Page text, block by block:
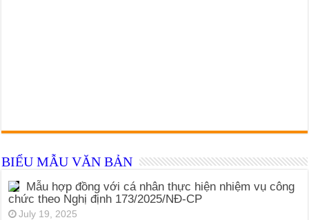
BIỂU MẪU VĂN BẢN
Mẫu hợp đồng với cá nhân thực hiện nhiệm vụ công
chức theo Nghị định 173/2025/NĐ-CP
July 19, 2025